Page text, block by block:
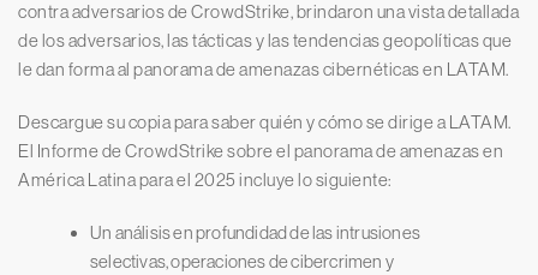
contra adversarios de CrowdStrike, brindaron una vista detallada
de los adversarios, las tácticas y las tendencias geopolíticas que
le dan forma al panorama de amenazas cibernéticas en LATAM.
Descargue su copia para saber quién y cómo se dirige a LATAM.
El Informe de CrowdStrike sobre el panorama de amenazas en
América Latina para el 2025 incluye lo siguiente:
Un análisis en profundidad de las intrusiones
selectivas, operaciones de cibercrimen y